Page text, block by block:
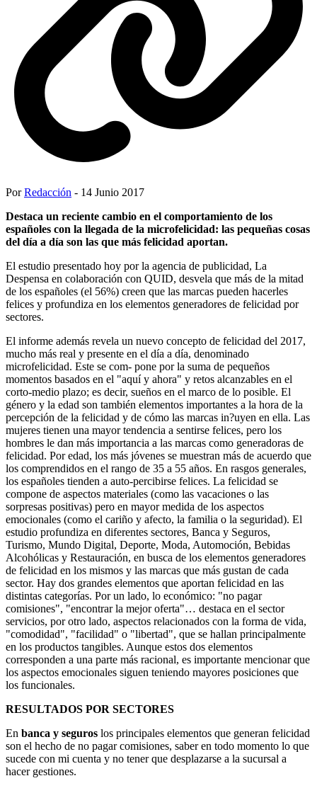
PorRedacción - 14 Junio 2017
Destaca un reciente cambio en el comportamiento de los
españoles con la llegada de la microfelicidad: las pequeñas cosas
del día a día son las que más felicidad aportan.
El estudio presentado hoy por la agencia de publicidad, La
Despensa en colaboración con QUID, desvela que más de la mitad
de los españoles (el 56%) creen que las marcas pueden hacerles
felices y profundiza en los elementos generadores de felicidad por
sectores.
El informe además revela un nuevo concepto de felicidad del 2017,
mucho más real y presente en el día a día, denominado
microfelicidad. Este se com- pone por la suma de pequeños
momentos basados en el "aquí y ahora" y retos alcanzables en el
corto-medio plazo; es decir, sueños en el marco de lo posible. El
género y la edad son también elementos importantes a la hora de la
percepción de la felicidad y de cómo las marcas in?uyen en ella. Las
mujeres tienen una mayor tendencia a sentirse felices, pero los
hombres le dan más importancia a las marcas como generadoras de
felicidad. Por edad, los más jóvenes se muestran más de acuerdo que
los comprendidos en el rango de 35 a 55 años. En rasgos generales,
los españoles tienden a auto-percibirse felices. La felicidad se
compone de aspectos materiales (como las vacaciones o las
sorpresas positivas) pero en mayor medida de los aspectos
emocionales (como el cariño y afecto, la familia o la seguridad). El
estudio profundiza en diferentes sectores, Banca y Seguros,
Turismo, Mundo Digital, Deporte, Moda, Automoción, Bebidas
Alcohólicas y Restauración, en busca de los elementos generadores
de felicidad en los mismos y las marcas que más gustan de cada
sector. Hay dos grandes elementos que aportan felicidad en las
distintas categorías. Por un lado, lo económico: "no pagar
comisiones", "encontrar la mejor oferta"… destaca en el sector
servicios, por otro lado, aspectos relacionados con la forma de vida,
"comodidad", "facilidad" o "libertad", que se hallan principalmente
en los productos tangibles. Aunque estos dos elementos
corresponden a una parte más racional, es importante mencionar que
los aspectos emocionales siguen teniendo mayores posiciones que
los funcionales.
RESULTADOS POR SECTORES
En banca y seguros los principales elementos que generan felicidad
son el hecho de no pagar comisiones, saber en todo momento lo que
sucede con mi cuenta y no tener que desplazarse a la sucursal a
hacer gestiones.